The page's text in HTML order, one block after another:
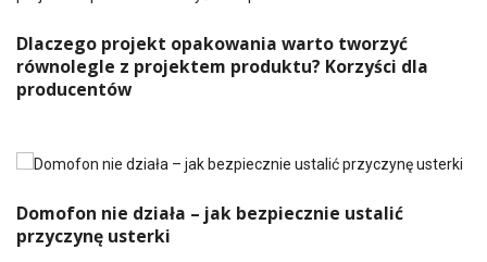
Dlaczego projekt opakowania warto tworzyć
równolegle z projektem produktu? Korzyści dla
producentów
Domofon nie działa – jak bezpiecznie ustalić
przyczynę usterki